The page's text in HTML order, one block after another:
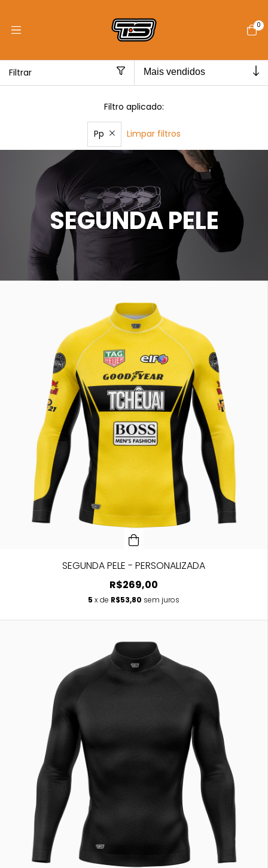
0
Filtrar
Filtro aplicado:
Pp Limpar filtros
Início > SEGUNDA PELE
SEGUNDA PELE
SEGUNDA PELE - PERSONALIZADA
R$269,00
5 x de R$53,80 sem juros